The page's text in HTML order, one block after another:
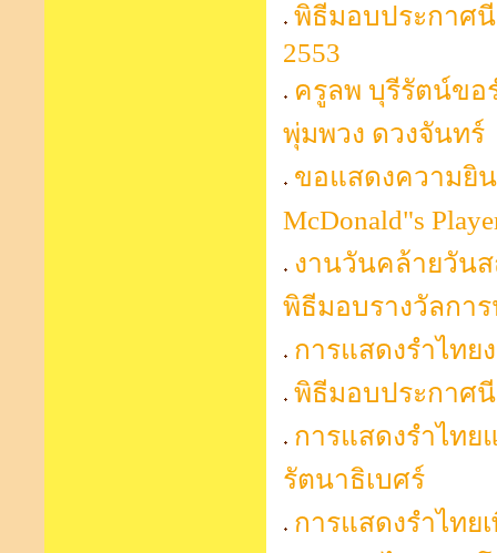
พิธีมอบประกาศ
2553
ครูลพ บุรีรัตน์ขอ
พุ่มพวง ดวงจันทร์
ขอแสดงความยิ
McDonald"s
งานวันคล้ายวัน
พิธีมอบรางวัลกา
การแสดงรำไทยง
พิธีมอบประกาศนี
การแสดงรำไท
รัตนาธิเบศร์
การแสดงรำไทย